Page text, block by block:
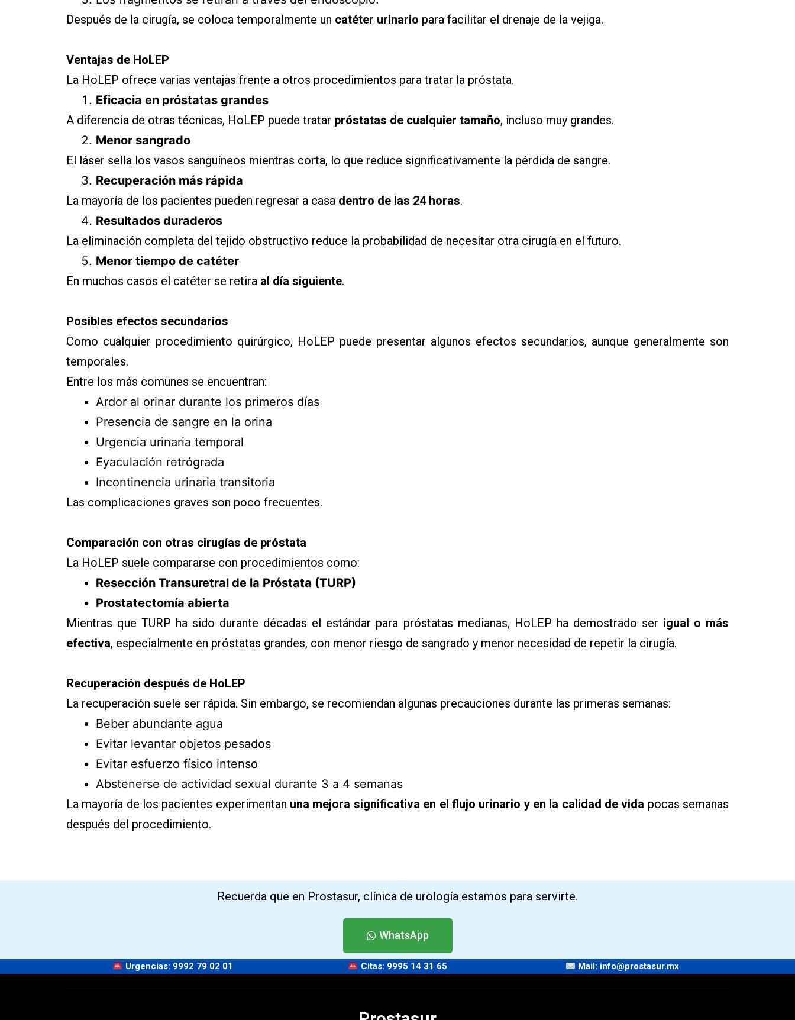
Después de la cirugía, se coloca temporalmente un catéter urinario para facilitar el drenaje de la vejiga.
Ventajas de HoLEP
La HoLEP ofrece varias ventajas frente a otros procedimientos para tratar la próstata.
Eficacia en próstatas grandes
A diferencia de otras técnicas, HoLEP puede tratar próstatas de cualquier tamaño, incluso muy grandes.
Menor sangrado
El láser sella los vasos sanguíneos mientras corta, lo que reduce significativamente la pérdida de sangre.
Recuperación más rápida
La mayoría de los pacientes pueden regresar a casa dentro de las 24 horas.
Resultados duraderos
La eliminación completa del tejido obstructivo reduce la probabilidad de necesitar otra cirugía en el futuro.
Menor tiempo de catéter
En muchos casos el catéter se retira al día siguiente.
Posibles efectos secundarios
Como cualquier procedimiento quirúrgico, HoLEP puede presentar algunos efectos secundarios, aunque generalmente son
temporales.
Entre los más comunes se encuentran:
Ardor al orinar durante los primeros días
Presencia de sangre en la orina
Urgencia urinaria temporal
Eyaculación retrógrada
Incontinencia urinaria transitoria
Las complicaciones graves son poco frecuentes.
Comparación con otras cirugías de próstata
La HoLEP suele compararse con procedimientos como:
Resección Transuretral de la Próstata (TURP)
Prostatectomía abierta
Mientras que TURP ha sido durante décadas el estándar para próstatas medianas, HoLEP ha demostrado ser igual o más
efectiva, especialmente en próstatas grandes, con menor riesgo de sangrado y menor necesidad de repetir la cirugía.
Recuperación después de HoLEP
La recuperación suele ser rápida. Sin embargo, se recomiendan algunas precauciones durante las primeras semanas:
Beber abundante agua
Evitar levantar objetos pesados
Evitar esfuerzo físico intenso
Abstenerse de actividad sexual durante 3 a 4 semanas
La mayoría de los pacientes experimentan una mejora significativa en el flujo urinario y en la calidad de vida pocas semanas
después del procedimiento.
Recuerda que en Prostasur, clínica de urología estamos para servirte.
WhatsApp
Urgencias: 9992 79 02 01 Citas: 9995 14 31 65 Mail: info@prostasur.mx